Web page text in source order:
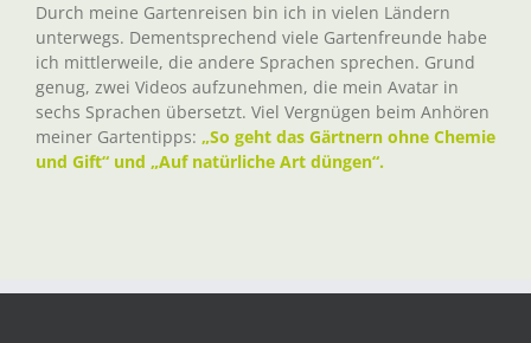
Durch meine Gartenreisen bin ich in vielen Ländern
unterwegs. Dementsprechend viele Gartenfreunde habe
ich mittlerweile, die andere Sprachen sprechen. Grund
genug, zwei Videos aufzunehmen, die mein Avatar in
sechs Sprachen übersetzt. Viel Vergnügen beim Anhören
meiner Gartentipps: „So geht das Gärtnern ohne Chemie
und Gift“ und „Auf natürliche Art düngen“.